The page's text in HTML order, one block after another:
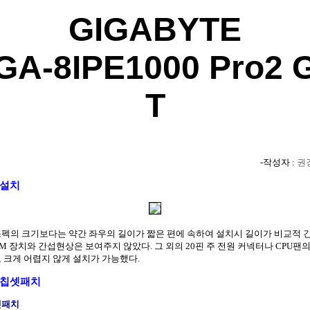
GIGABYTE
8IPE1000 Pro2
T
-작성자 : 권
치
의 크기보다는 약간 좌우의 길이가 짧은 편에 속하여 설치시 길이가 비교적
장치와 간섭현상은 보여주지 않았다. 그 외의 20핀 주 전원 커넥터나 CPU팬
크게 어렵지 않게 설치가 가능했다.
셋패치
치